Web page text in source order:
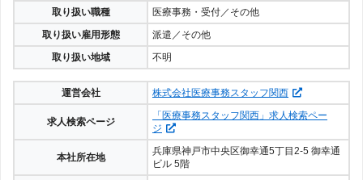
取り扱い職種
医療事務・受付／その他
取り扱い雇用形態
派遣／その他
取り扱い地域
不明
運営会社 株式会社医療事務スタッフ関西
求人検索ページ
「医療事務スタッフ関西」求人検索ペー
ジ
本社所在地
兵庫県神戸市中央区御幸通5丁目2-5 御幸通
ビル 5階